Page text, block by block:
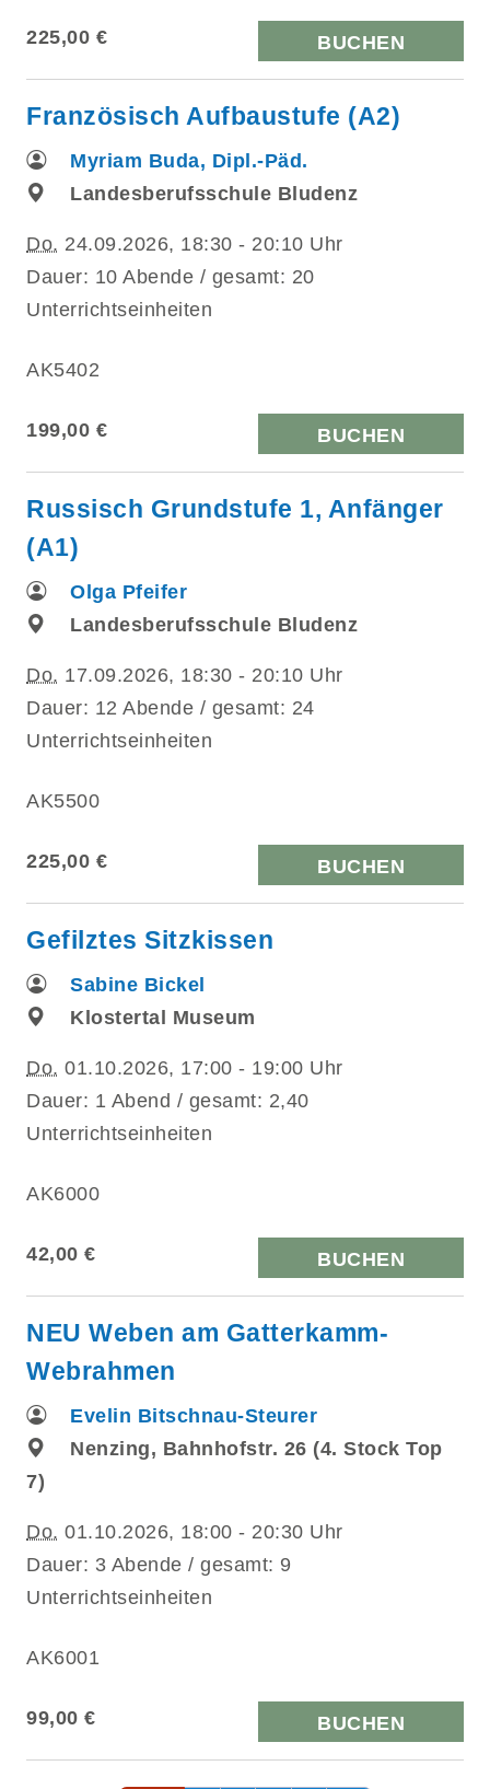
225,00 € BUCHEN
Französisch Aufbaustufe (A2)
Myriam Buda, Dipl.-Päd.
Landesberufsschule Bludenz
Do. 24.09.2026, 18:30 - 20:10 Uhr
Dauer: 10 Abende / gesamt: 20
Unterrichtseinheiten
AK5402
199,00 € BUCHEN
Russisch Grundstufe 1, Anfänger
(A1)
Olga Pfeifer
Landesberufsschule Bludenz
Do. 17.09.2026, 18:30 - 20:10 Uhr
Dauer: 12 Abende / gesamt: 24
Unterrichtseinheiten
AK5500
225,00 € BUCHEN
Gefilztes Sitzkissen
Sabine Bickel
Klostertal Museum
Do. 01.10.2026, 17:00 - 19:00 Uhr
Dauer: 1 Abend / gesamt: 2,40
Unterrichtseinheiten
AK6000
42,00 € BUCHEN
NEU Weben am Gatterkamm-
Webrahmen
Evelin Bitschnau-Steurer
Nenzing, Bahnhofstr. 26 (4. Stock Top
7)
Do. 01.10.2026, 18:00 - 20:30 Uhr
Dauer: 3 Abende / gesamt: 9
Unterrichtseinheiten
AK6001
99,00 € BUCHEN